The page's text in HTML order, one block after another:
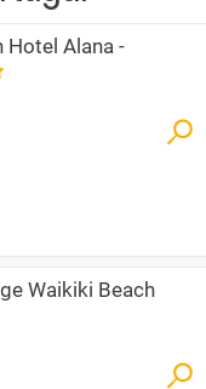
Hotel Alana -
Waikiki Beach